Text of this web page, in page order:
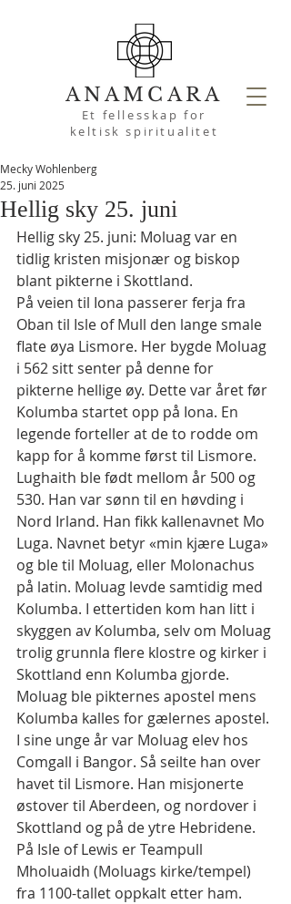
ANAMCARA
Et fellesskap for
keltisk spiritualitet
Hellig sky 25. juni
Mecky Wohlenberg
25. juni 2025
Hellig sky 25. juni: Moluag var en
tidlig kristen misjonær og biskop
blant pikterne i Skottland.
På veien til Iona passerer ferja fra
Oban til Isle of Mull den lange smale
flate øya Lismore. Her bygde Moluag
i 562 sitt senter på denne for
pikterne hellige øy. Dette var året før
Kolumba startet opp på Iona. En
legende forteller at de to rodde om
kapp for å komme først til Lismore.
Lughaith ble født mellom år 500 og
530. Han var sønn til en høvding i
Nord Irland. Han fikk kallenavnet Mo
Luga. Navnet betyr «min kjære Luga»
og ble til Moluag, eller Molonachus
på latin. Moluag levde samtidig med
Kolumba. I ettertiden kom han litt i
skyggen av Kolumba, selv om Moluag
trolig grunnla flere klostre og kirker i
Skottland enn Kolumba gjorde.
Moluag ble pikternes apostel mens
Kolumba kalles for gælernes apostel.
I sine unge år var Moluag elev hos
Comgall i Bangor. Så seilte han over
havet til Lismore. Han misjonerte
østover til Aberdeen, og nordover i
Skottland og på de ytre Hebridene.
På Isle of Lewis er Teampull
Mholuaidh (Moluags kirke/tempel)
fra 1100-tallet oppkalt etter ham.